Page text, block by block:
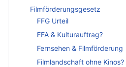
Filmförderungsgesetz
FFG Urteil
FFA & Kulturauftrag?
Fernsehen & Filmförderung
Filmlandschaft ohne Kinos?